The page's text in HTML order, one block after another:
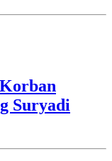
Suryadi